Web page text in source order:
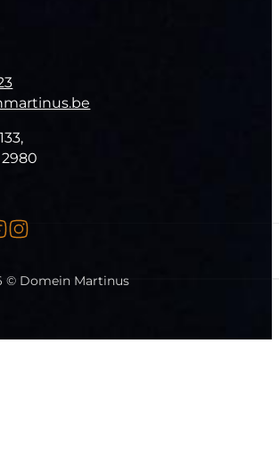
Volg ons op Facebook
© Domein Martinus